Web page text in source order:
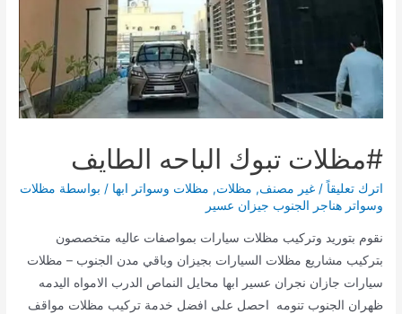
#مظلات تبوك الباحه الطايف
اترك تعليقاً /غير مصنف, مظلات, مظلات وسواتر ابها / بواسطة مظلات
وسواتر هناجر الجنوب جيزان عسير
نقوم بتوريد وتركيب مظلات سيارات بمواصفات عاليه متخصصون
بتركيب مشاريع مظلات السيارات بجيزان وباقي مدن الجنوب – مظلات
سيارات جازان نجران عسير ابها محايل النماص الدرب الامواه اليدمه
ظهران الجنوب تنومه احصل على افضل خدمة تركيب مظلات مواقف